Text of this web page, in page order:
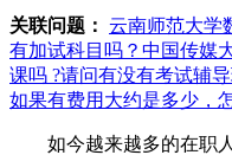
关联问题： 云南师范大学
有加试科目吗？ 中国传媒
课吗 ?请问有没有考试辅
如果有费用大约是多少，
如今越来越多的在职人